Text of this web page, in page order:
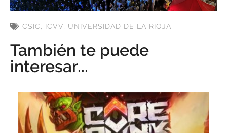
CSIC, ICVV, UNIVERSIDAD DE LA RIOJA
También te puede
interesar...